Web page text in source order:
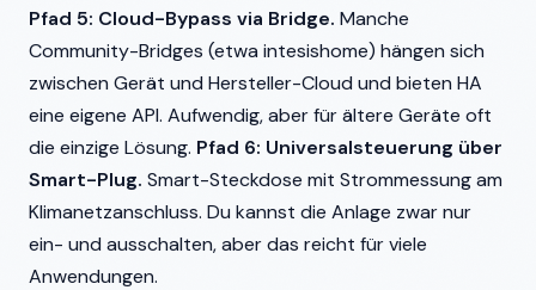
Pfad 5: Cloud-Bypass via Bridge. Manche
Community-Bridges (etwa intesishome) hängen sich
zwischen Gerät und Hersteller-Cloud und bieten HA
eine eigene API. Aufwendig, aber für ältere Geräte oft
die einzige Lösung. Pfad 6: Universalsteuerung über
Smart-Plug. Smart-Steckdose mit Strommessung am
Klimanetzanschluss. Du kannst die Anlage zwar nur
ein- und ausschalten, aber das reicht für viele
Anwendungen.